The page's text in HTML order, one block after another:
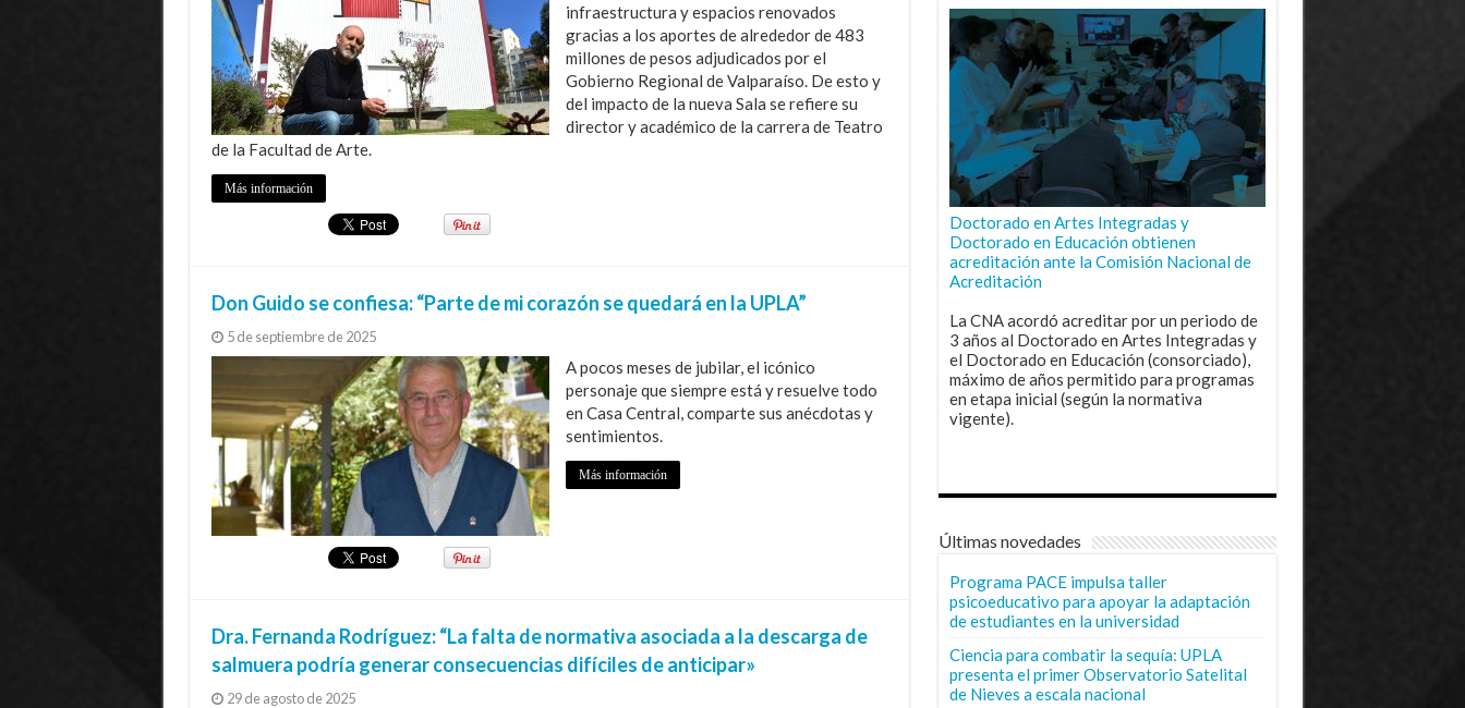
infraestructura y espacios renovados
gracias a los aportes de alrededor de 483
millones de pesos adjudicados por el
Gobierno Regional de Valparaíso. De esto y
del impacto de la nueva Sala se refiere su
director y académico de la carrera de Teatro
de la Facultad de Arte.
Más información
Don Guido se confiesa: “Parte de mi corazón se quedará en la UPLA”
5 de septiembre de 2025
A pocos meses de jubilar, el icónico
personaje que siempre está y resuelve todo
en Casa Central, comparte sus anécdotas y
sentimientos.
Más información
Dra. Fernanda Rodríguez: “La falta de normativa asociada a la descarga de
salmuera podría generar consecuencias difíciles de anticipar»
29 de agosto de 2025
Doctorado en Artes Integradas y
Doctorado en Educación obtienen
acreditación ante la Comisión Nacional de
Acreditación
La CNA acordó acreditar por un periodo de
3 años al Doctorado en Artes Integradas y
el Doctorado en Educación (consorciado),
máximo de años permitido para programas
en etapa inicial (según la normativa
vigente).
Últimas novedades
Programa PACE impulsa taller
psicoeducativo para apoyar la adaptación
de estudiantes en la universidad
Ciencia para combatir la sequía: UPLA
presenta el primer Observatorio Satelital
de Nieves a escala nacional